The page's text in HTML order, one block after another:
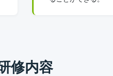
修内容